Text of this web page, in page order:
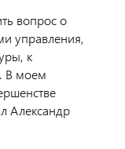
вопрос о
управления,
к
В моем
Александр